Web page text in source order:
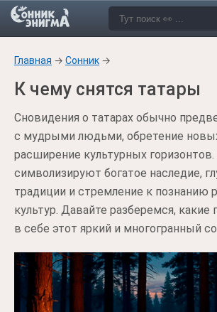
Главная → Сонник →
К чему снятся татары
Сновидения о татарах обычно
с мудрыми людьми, обретение
расширение культурных
символизируют богатое наследие,
традиции и стремление к познанию
культур. Давайте разберемся, какие
в себе этот яркий и многогранный